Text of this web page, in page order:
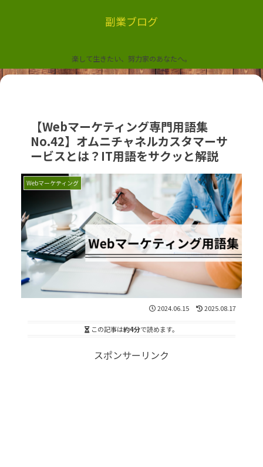
副業ブログ
楽して生きたい、努力家のあなたへ。
【Webマーケティング専門用語集
No.42】オムニチャネルカスタマーサ
ービスとは？IT用語をサクッと解説
Webマーケティング
2024.06.15 2025.08.17
この記事は約4分で読めます。
スポンサーリンク